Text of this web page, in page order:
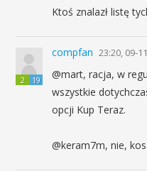
Ktoś znalazł listę
2 19
compfan 23:20, 09-
@mart, racja, w
wszystkie
opcji Kup Teraz.
@keram7m, nie,